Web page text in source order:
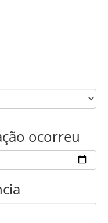
ocorreu